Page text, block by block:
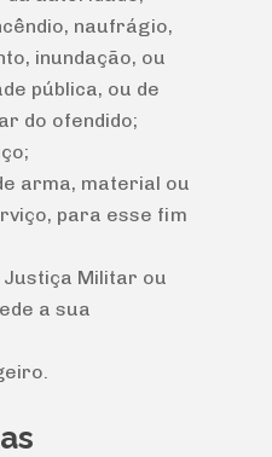
naufrágio,
inundação, ou
pública, ou de
do ofendido;
arma, material ou
para esse fim
Justiça Militar ou
a sua